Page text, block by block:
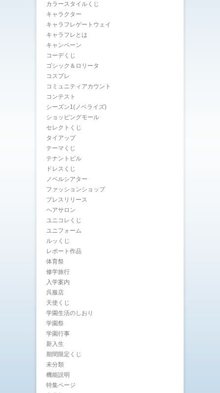
カラースタイルくじ
キャラクター
キャラフレゲートウェイ
キャラフレとは
キャンペーン
コーデくじ
ゴシック＆ロリータ
コスプレ
コミュニティアカウント
コンテスト
シーズン1(ノベライズ)
ショッピングモール
セレクトくじ
タイアップ
テーマくじ
テナントビル
ドレスくじ
ノベルシアター
ファッションショップ
プレスリリース
ヘアサロン
ユニコレくじ
ユニフォーム
ルッくじ
レポート作品
体育祭
修学旅行
入学案内
呉服店
天使くじ
学園生活のしおり
学園祭
学園行事
新入生
期間限定くじ
未分類
機能説明
特集ページ